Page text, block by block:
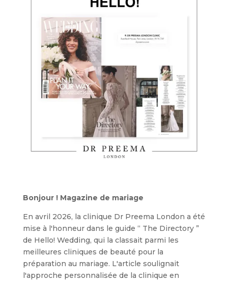
Bonjour ! Magazine de mariage
En avril 2026, la clinique Dr Preema London a été
mise à l'honneur dans le guide “ The Directory ”
de Hello! Wedding, qui la classait parmi les
meilleures cliniques de beauté pour la
préparation au mariage. L'article soulignait
l'approche personnalisée de la clinique en